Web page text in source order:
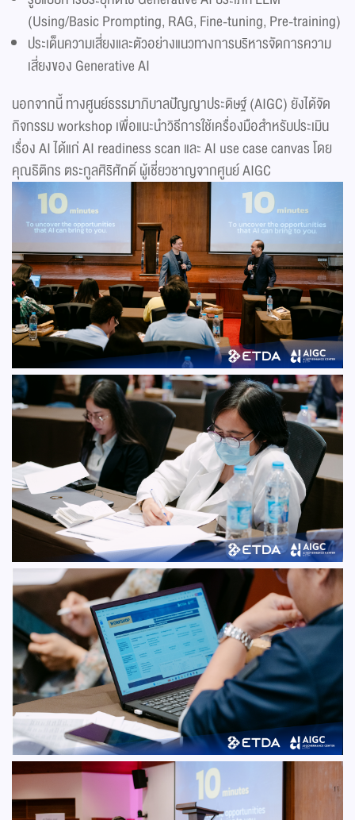
(Using/Basic Prompting, RAG, Fine-tuning, Pre-training)
ประเด็นความเสี่ยงและตัวอย่างแนวทางการบริหารจัดการความ
เสี่ยงของ Generative AI
นอกจากนี้ ทางศูนย์ธรรมาภิบาลปัญญาประดิษฐ์ (AIGC) ยังได้จัด
กิจกรรม workshop เพื่อแนะนำวิธีการใช้เครื่องมือสำหรับประเมิน
เรื่อง AI ได้แก่ AI readiness scan และ AI use case canvas โดย
คุณธิติกร ตระกูลศิริศักดิ์ ผู้เชี่ยวชาญจากศูนย์ AIGC